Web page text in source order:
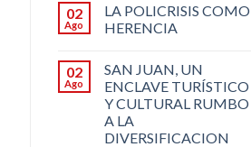
02
Ago
LA POLICRISIS COMO
HERENCIA
02
Ago
SAN JUAN, UN
ENCLAVE TURÍSTICO
Y CULTURAL RUMBO
A LA
DIVERSIFICACION